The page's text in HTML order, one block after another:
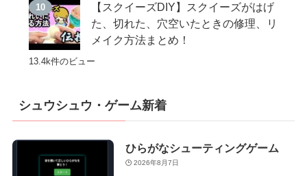
【スクイーズDIY】スクイーズがはげ
た、切れた、穴空いたときの修理、リ
メイク方法まとめ！
13.4k件のビュー
シュウシュウ・ゲーム新着
ひらがなシューティングゲーム
2026年8月7日